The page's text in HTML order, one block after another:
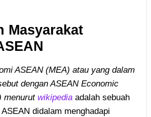
Masyarakat
ASEAN (MEA) atau yang dalam
dengan ASEAN Economic
menurut wikipedia adalah sebuah
didalam menghadapi